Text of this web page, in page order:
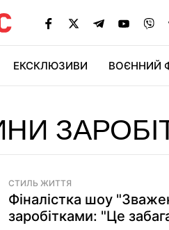
ЕКСКЛЮЗИВИ ВОЄННИЙ
СТИЛЬ ЖИТТЯ
Фіналістка шоу
заробітками: "Це